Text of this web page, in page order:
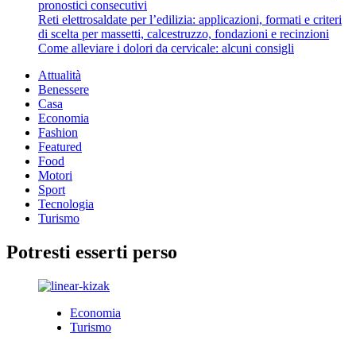
della
fotografia:
come
scegliere
corso
pronostici consecutivi
Reti elettrosaldate per l’edilizia: applicazioni, formati e criteri
di scelta per massetti, calcestruzzo, fondazioni e recinzioni
Come alleviare i dolori da cervicale: alcuni consigli
Attualità
Benessere
Casa
Economia
Fashion
Featured
Food
Motori
Sport
Tecnologia
Turismo
Potresti esserti perso
Economia
Turismo